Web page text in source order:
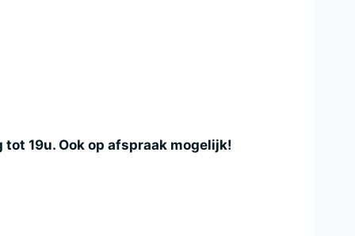
19u. Ook op afspraak mogelijk!